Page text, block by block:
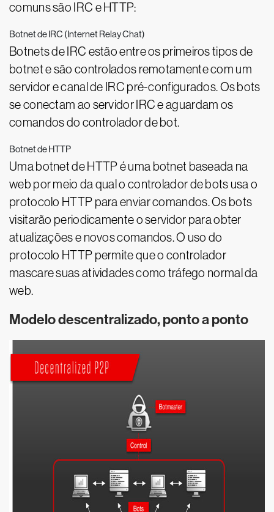
comuns são IRC e HTTP:
Botnet de IRC (Internet Relay Chat)
Botnets de IRC estão entre os primeiros tipos de
botnet e são controlados remotamente com um
servidor e canal de IRC pré-configurados. Os bots
se conectam ao servidor IRC e aguardam os
comandos do controlador de bot.
Botnet de HTTP
Uma botnet de HTTP é uma botnet baseada na
web por meio da qual o controlador de bots usa o
protocolo HTTP para enviar comandos. Os bots
visitarão periodicamente o servidor para obter
atualizações e novos comandos. O uso do
protocolo HTTP permite que o controlador
mascare suas atividades como tráfego normal da
web.
Modelo descentralizado, ponto a ponto